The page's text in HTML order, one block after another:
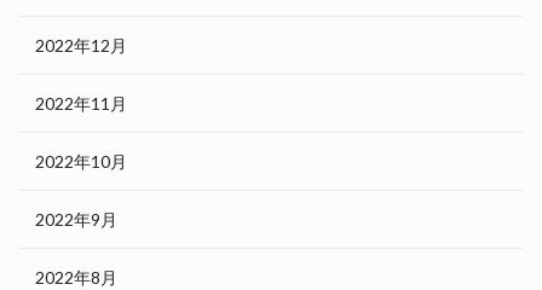
2022年12月
2022年11月
2022年10月
2022年9月
2022年8月